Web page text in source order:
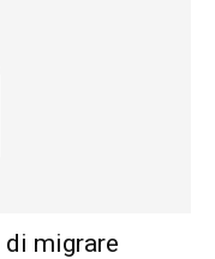
di migrare